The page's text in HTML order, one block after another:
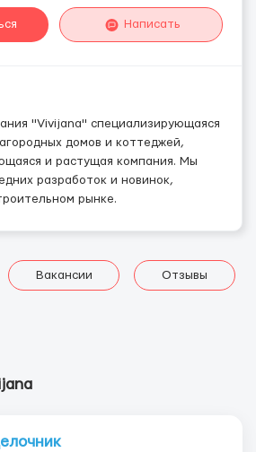
Написать
"Vivijana" специализирующаяся
домов и коттеджей,
и растущая компания. Мы
разработок и новинок,
рынке.
Вакансии Отзывы